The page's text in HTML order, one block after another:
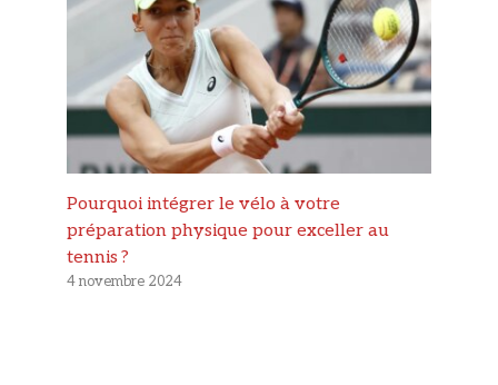
Pourquoi intégrer le vélo à votre
préparation physique pour exceller au
tennis ?
4 novembre 2024